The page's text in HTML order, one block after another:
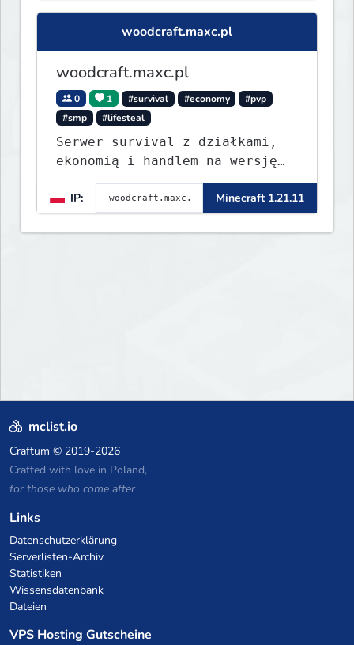
woodcraft.maxc.pl
woodcraft.maxc.pl
0 1 #survival #economy
#pvp
#smp
#lifesteal
Serwer survival z działkami,
ekonomią i handlem na wersję
1.8 - 26.1.1. Rekru ON
IP:
Minecraft 1.21.11
mclist.io
Craftum © 2019-2026
Crafted with love in Poland,
for those who come after
Links
Datenschutzerklärung
Serverlisten-Archiv
Statistiken
Wissensdatenbank
Dateien
VPS Hosting Gutscheine